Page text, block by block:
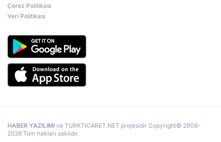
Çerez Politikası
Veri Politikası
HABER YAZILIMI ve TURKTICARET.NET projesidir Copyright© 2006-
2026 Tüm hakları saklıdır.